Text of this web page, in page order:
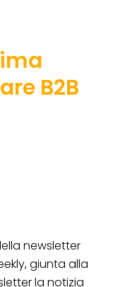
B2B
newsletter
giunta alla
la notizia